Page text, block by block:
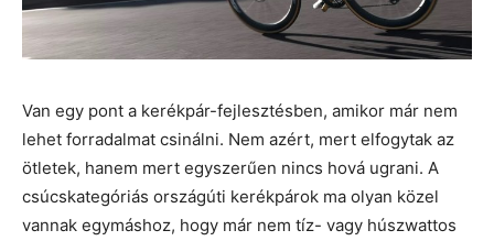
Van egy pont a kerékpár-fejlesztésben, amikor már nem
lehet forradalmat csinálni. Nem azért, mert elfogytak az
ötletek, hanem mert egyszerűen nincs hová ugrani. A
csúcskategóriás országúti kerékpárok ma olyan közel
vannak egymáshoz, hogy már nem tíz- vagy húszwattos